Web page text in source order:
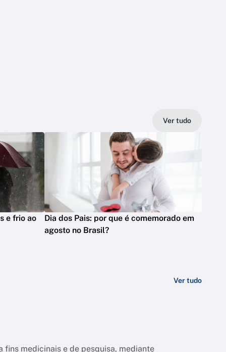
Ver tudo
e frio ao
Dia dos Pais: por que é comemorado em
agosto no Brasil?
Ver tudo
fins medicinais e de pesquisa, mediante